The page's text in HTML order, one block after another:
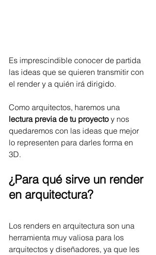
Es imprescindible conocer de partida
las ideas que se quieren transmitir con
el render y a quién irá dirigido.
Como arquitectos, haremos una
lectura previa de tu proyecto y nos
quedaremos con las ideas que mejor
lo representen para darles forma en
3D.
¿Para qué sirve un render
en arquitectura?
Los renders en arquitectura son una
herramienta muy valiosa para los
arquitectos y diseñadores, ya que les